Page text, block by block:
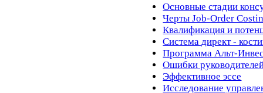
Основные стадии
Черты Job-Order
Квалификация и
Система директ -
Программа Альт-
Ошибки
Эффективное эссе
Исследование